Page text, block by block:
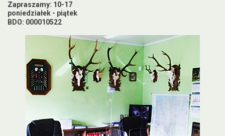
Zapraszamy: 10-17
poniedziałek - piątek
BDO: 000010522